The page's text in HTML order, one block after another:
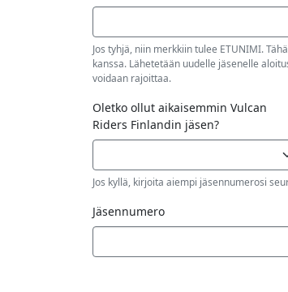
Jos tyhjä, niin merkkiin tulee ETUNIMI.
kanssa. Lähetetään uudelle jäsenelle
voidaan rajoittaa.
Oletko ollut aikaisemmin Vulcan
Riders Finlandin jäsen?
Jos kyllä, kirjoita aiempi jäsennumerosi
Jäsennumero